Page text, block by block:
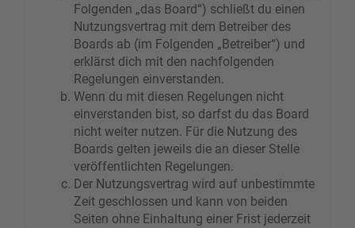
Folgenden „das Board“) schließt du einen
Nutzungsvertrag mit dem Betreiber des
Boards ab (im Folgenden „Betreiber“) und
erklärst dich mit den nachfolgenden
Regelungen einverstanden.
Wenn du mit diesen Regelungen nicht
einverstanden bist, so darfst du das Board
nicht weiter nutzen. Für die Nutzung des
Boards gelten jeweils die an dieser Stelle
veröffentlichten Regelungen.
Der Nutzungsvertrag wird auf unbestimmte
Zeit geschlossen und kann von beiden
Seiten ohne Einhaltung einer Frist jederzeit